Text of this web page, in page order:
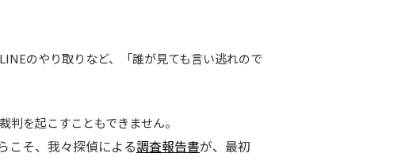
のやり取りなど、
「誰が見ても言い逃れので
を起こすこともできません。
こそ、我々探偵による調査報告書が、最初